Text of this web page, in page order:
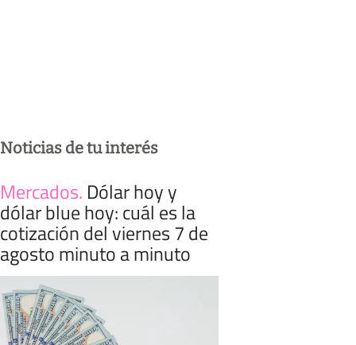
Noticias de tu interés
Mercados. Dólar hoy y
dólar blue hoy: cuál es la
cotización del viernes 7 de
agosto minuto a minuto